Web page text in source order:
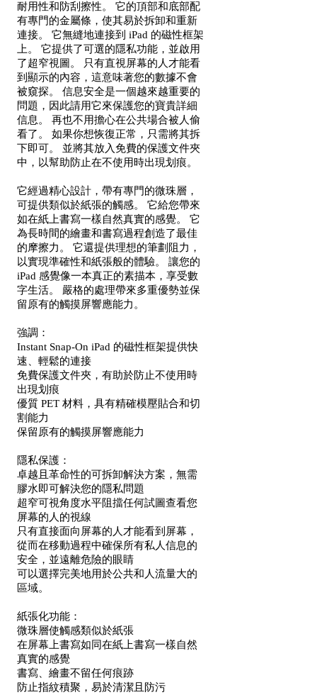
耐用性和防刮擦性。 它的頂部和底部配
有專門的金屬條，使其易於拆卸和重新
連接。 它無縫地連接到 iPad 的磁性框架
上。 它提供了可選的隱私功能，並啟用
了超窄視圖。 只有直視屏幕的人才能看
到顯示的內容，這意味著您的數據不會
被窺探。 信息安全是一個越來越重要的
問題，因此請用它來保護您的寶貴詳細
信息。 再也不用擔心在公共場合被人偷
看了。 如果你想恢復正常，只需將其拆
下即可。 並將其放入免費的保護文件夾
中，以幫助防止在不使用時出現划痕。
它經過精心設計，帶有專門的微珠層，
可提供類似於紙張的觸感。 它給您帶來
如在紙上書寫一樣自然真實的感覺。 它
為長時間的繪畫和書寫過程創造了最佳
的摩擦力。 它還提供理想的筆劃阻力，
以實現準確性和紙張般的體驗。 讓您的
iPad 感覺像一本真正的素描本，享受數
字生活。 嚴格的處理帶來多重優勢並保
留原有的觸摸屏響應能力。
強調：
Instant Snap-On iPad 的磁性框架提供快
速、輕鬆的連接
免費保護文件夾，有助於防止不使用時
出現划痕
優質 PET 材料，具有精確模壓貼合和切
割能力
保留原有的觸摸屏響應能力
隱私保護：
卓越且革命性的可拆卸解決方案，無需
膠水即可解決您的隱私問題
超窄可視角度水平阻擋任何試圖查看您
屏幕的人的視線
只有直接面向屏幕的人才能看到屏幕，
從而在移動過程中確保所有私人信息的
安全，並遠離危險的眼睛
可以選擇完美地用於公共和人流量大的
區域。
紙張化功能：
微珠層使觸感類似於紙張
在屏幕上書寫如同在紙上書寫一樣自然
真實的感覺
書寫、繪畫不留任何痕跡
防止指紋積聚，易於清潔且防污